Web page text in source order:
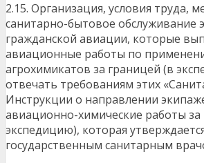
2.15. Организация, условия труда,
санитарно-бытовое обслуживание
гражданской авиации, которые
авиационные работы по
агрохимикатов за границей (в
отвечать требованиям этих
Инструкции о направлении
авиационно-химические работы за
экспедицию), которая
государственным санитарным